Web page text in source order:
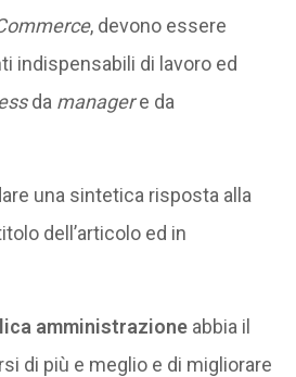
, devono essere
indispensabili di lavoro ed
da managere da
una sintetica risposta alla
dell’articolo ed in
amministrazioneabbia il
di più e meglio e di migliorare